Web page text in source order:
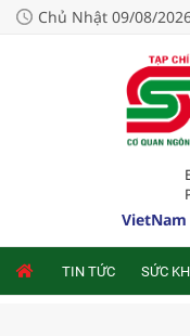
Chủ Nhật 09/08/
TIN TỨC SỨC